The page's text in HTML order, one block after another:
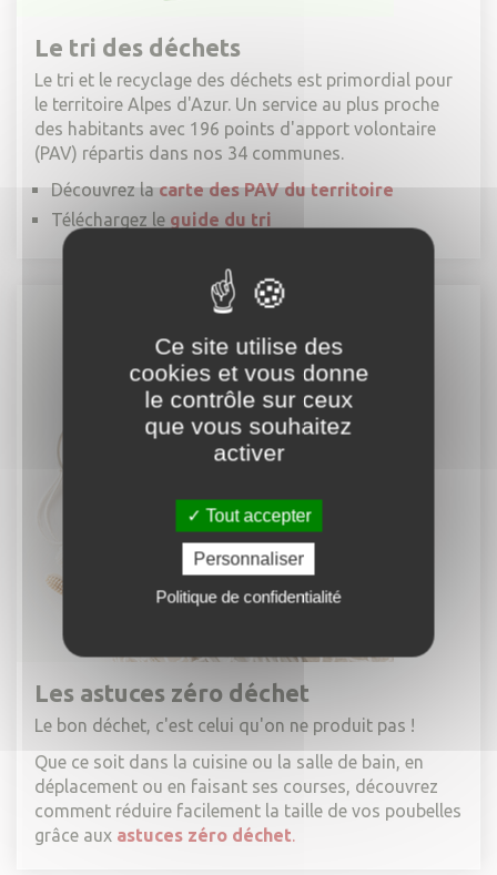
Le tri des déchets
Le tri et le recyclage des déchets est primordial pour
le territoire Alpes d'Azur. Un service au plus proche
des habitants avec 196 points d'apport volontaire
(PAV) répartis dans nos 34 communes.
Découvrez lacarte des PAV du territoire
Téléchargez le guide du tri
Les astuces zéro déchet
Le bon déchet, c'est celui qu'on ne produit pas !
Que ce soit dans la cuisine ou la salle de bain, en
déplacement ou en faisant ses courses, découvrez
comment réduire facilement la taille de vos poubelles
grâce aux astuces zéro déchet.
Ce site utilise des
cookies et vous donne
le contrôle sur ceux
que vous souhaitez
activer
Tout accepter
Personnaliser
Politique de confidentialité